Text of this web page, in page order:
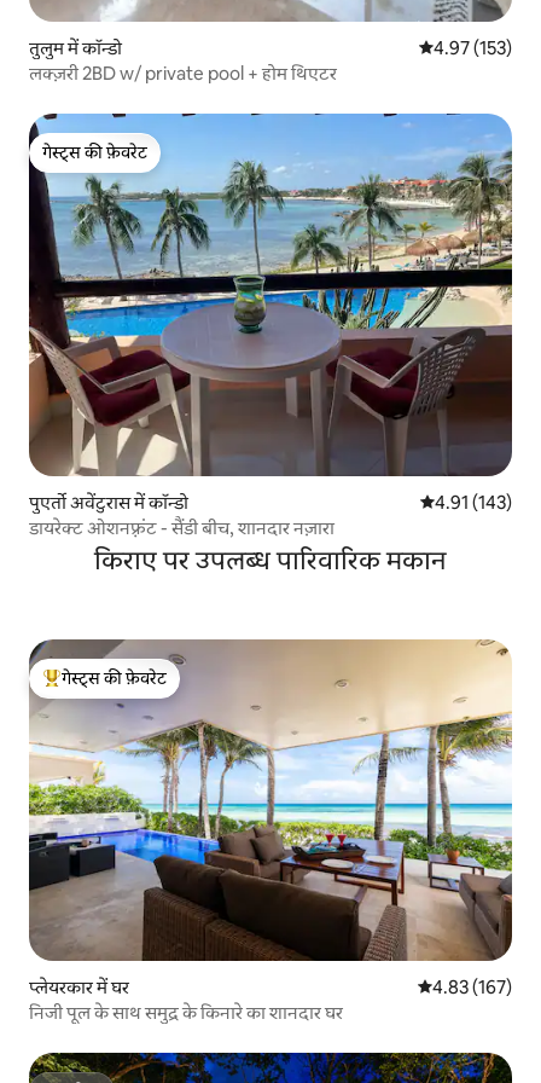
तुलुम में कॉन्डो औसत रेटिंग 5 में से
4.97 (153)
लक्ज़री 2BD w/ private pool + होम थिएटर
गेस्ट्स की फ़ेवरेट
गेस्ट्स की फ़ेवरेट
पुएर्तो अवेंटुरास में कॉन्डो औसत रेटिंग 5 में से
4.91 (143)
डायरेक्ट ओशनफ़्रंट - सैंडी बीच, शानदार नज़ारा
किराए पर उपलब्ध पारिवारिक मकान
गेस्ट्स का टॉप फ़ेवरेट
गेस्ट्स की फ़ेवरेट
प्लेयरकार में घर औसत रेटिंग 5 में से
4.83 (167)
निजी पूल के साथ समुद्र के किनारे का शानदार घर